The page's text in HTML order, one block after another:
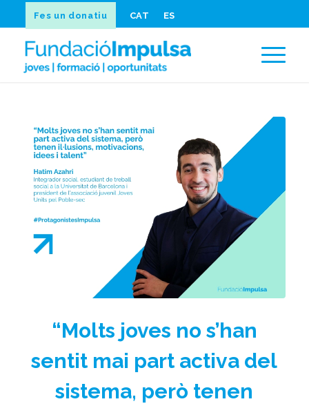
Fes un donatiu CAT ES
“Molts joves no s’han
sentit mai part activa del
sistema, però tenen